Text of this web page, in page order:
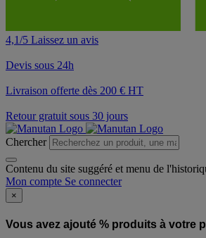
4,1/5 Laissez un avis
Devis sous 24h
Livraison offerte dès 200 € HT
Retour gratuit sous 30 jours
Chercher
Contenu du site suggéré et menu de
Mon compte Se connecter
×
Vous avez ajouté % produits à votre